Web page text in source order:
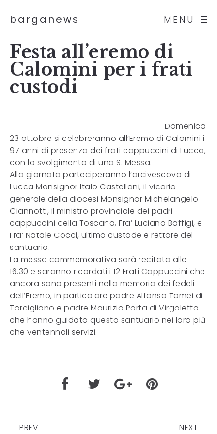
MENU
barganews
Festa all’eremo di
Calomini per i frati
custodi
Domenica
23 ottobre si celebreranno all’Eremo di Calomini i
97 anni di presenza dei frati cappuccini di Lucca,
con lo svolgimento di una S. Messa.
Alla giornata parteciperanno l’arcivescovo di
Lucca Monsignor Italo Castellani, il vicario
generale della diocesi Monsignor Michelangelo
Giannotti, il ministro provinciale dei padri
cappuccini della Toscana, Fra’ Luciano Baffigi, e
Fra’ Natale Cocci, ultimo custode e rettore del
santuario.
La messa commemorativa sarà recitata alle
16.30 e saranno ricordati i 12 Frati Cappuccini che
ancora sono presenti nella memoria dei fedeli
dell’Eremo, in particolare padre Alfonso Tomei di
Torcigliano e padre Maurizio Porta di Virgoletta
che hanno guidato questo santuario nei loro più
che ventennali servizi.
PREV NEXT